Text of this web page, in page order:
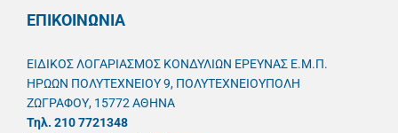
ΕΠΙΚΟΙΝΩΝΙΑ
ΕΙΔΙΚΟΣ ΛΟΓΑΡΙΑΣΜΟΣ ΚΟΝΔΥΛΙΩΝ ΕΡΕΥΝΑΣ Ε.Μ.Π.
ΗΡΩΩΝ ΠΟΛΥΤΕΧΝΕΙΟΥ 9, ΠΟΛΥΤΕΧΝΕΙΟΥΠΟΛΗ
ΖΩΓΡΑΦΟΥ, 15772 ΑΘΗΝΑ
Τηλ. 210 7721348